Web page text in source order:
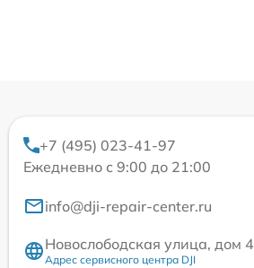
+7 (495) 023-41-97
Ежедневно с 9:00 до 21:00
info@dji-repair-center.ru
Новослободская улица, дом 4
Адрес сервисного центра DJI